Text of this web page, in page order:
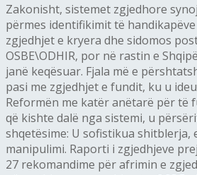
Zakonisht, sistemet zgjedhore
përmes identifikimit të
zgjedhjet e kryera dhe sidomos
OSBE\ODHIR, por në rastin e
janë keqësuar. Fjala më e
pasi me zgjedhjet e fundit, ku u
Reformën me katër anëtarë për të
që kishte dalë nga sistemi, u
shqetësime: U sofistikua shitblerja,
manipulimi. Raporti i zgjedhjeve
27 rekomandime për afrimin e